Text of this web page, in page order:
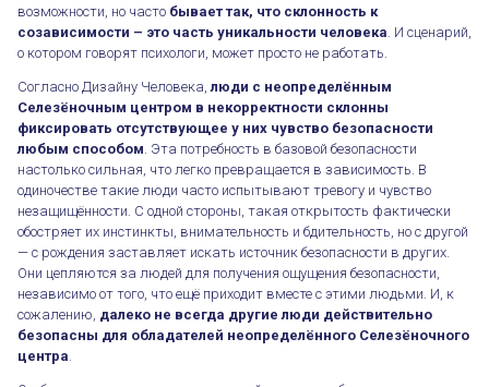
возможности, но часто бывает так, что склонность к
созависимости – это часть уникальности человека . И сценарий,
о котором говорят психологи, может просто не работать.
Согласно Дизайну Человека,люди с неопределённым
Селезёночным центром в некорректности склонны
фиксировать отсутствующее у них чувство безопасности
любым способом . Эта потребность в базовой безопасности
настолько сильная, что легко превращается в зависимость. В
одиночестве такие люди часто испытывают тревогу и чувство
незащищённости. С одной стороны, такая открытость фактически
обостряет их инстинкты, внимательность и бдительность, но с другой
— с рождения заставляет искать источник безопасности в других.
Они цепляются за людей для получения ощущения безопасности,
независимо от того, что ещё приходит вместе с этими людьми. И, к
сожалению, далеко не всегда другие люди действительно
безопасны для обладателей неопределённого Селезёночного
центра